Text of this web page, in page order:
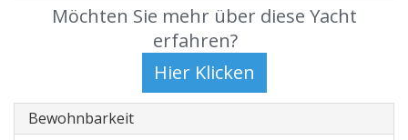
Möchten Sie mehr über diese Yacht
erfahren?
Bewohnbarkeit